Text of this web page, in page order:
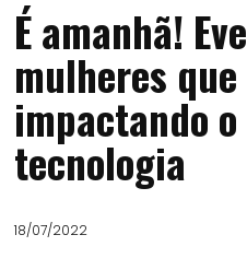
É amanhã!
mulheres
impactando
tecnologia
18/07/2022